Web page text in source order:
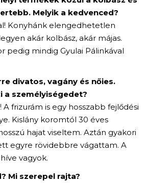
Melyik a kedvenced?
Konyhánk elengedhetetlen
akár kolbász, akár májas.
pedig mindig Gyulai Pálinkával
divatos, vagány és nőies.
a személyiségedet?
A frizurám is egy hosszabb fejlődési
Kislány koromtól 30 éves
hajat viseltem. Aztán gyakori
egyre rövidebbre vágattam. A
vagyok.
Mi szerepel rajta?